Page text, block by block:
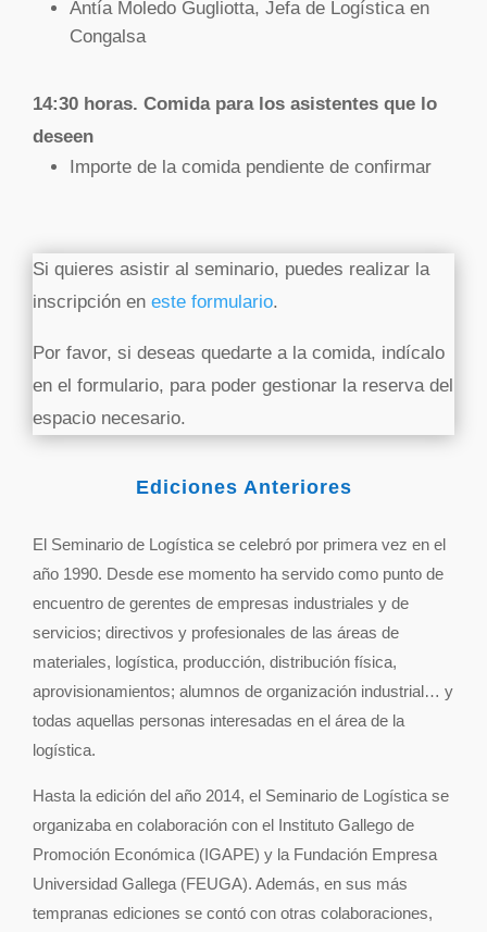
Antía Moledo Gugliotta, Jefa de Logística en
Congalsa
14:30 horas. Comida para los asistentes que lo
deseen
Importe de la comida pendiente de confirmar
Si quieres asistir al seminario, puedes realizar la
inscripción en este formulario.
Por favor, si deseas quedarte a la comida, indícalo
en el formulario, para poder gestionar la reserva del
espacio necesario.
Ediciones Anteriores
El Seminario de Logística se celebró por primera vez en el
año 1990. Desde ese momento ha servido como punto de
encuentro de gerentes de empresas industriales y de
servicios; directivos y profesionales de las áreas de
materiales, logística, producción, distribución física,
aprovisionamientos; alumnos de organización industrial… y
todas aquellas personas interesadas en el área de la
logística.
Hasta la edición del año 2014, el Seminario de Logística se
organizaba en colaboración con el Instituto Gallego de
Promoción Económica (IGAPE) y la Fundación Empresa
Universidad Gallega (FEUGA). Además, en sus más
tempranas ediciones se contó con otras colaboraciones,